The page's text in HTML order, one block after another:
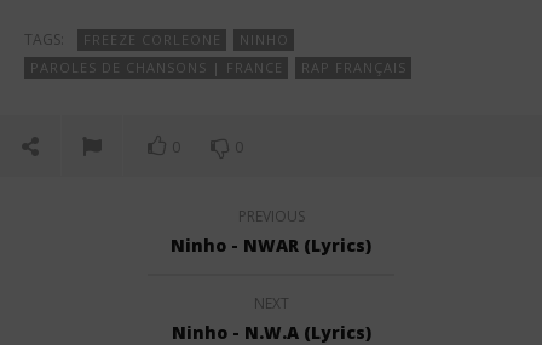
TAGS: FREEZE CORLEONE
NINHO
PAROLES DE CHANSONS | FRANCE
RAP FRANÇAIS
0 0
PREVIOUS
Ninho - NWAR (Lyrics)
NEXT
Ninho - N.W.A (Lyrics)